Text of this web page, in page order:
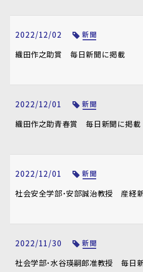
2022/12/02 新聞
織田作之助賞 毎日新聞に掲載
2022/12/01 新聞
織田作之助青春賞 毎日新聞に掲載
2022/12/01 新聞
社会安全学部・安部誠治教授 産経
2022/11/30 新聞
社会学部・水谷瑛嗣郎准教授 毎日